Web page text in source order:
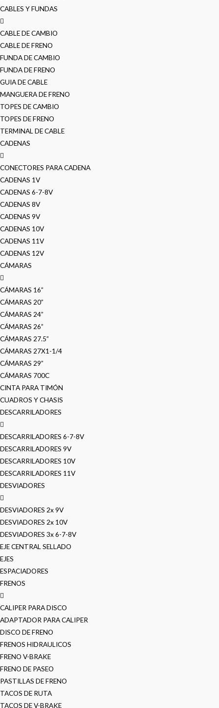
CABLES Y FUNDAS
CABLE DE CAMBIO
CABLE DE FRENO
FUNDA DE CAMBIO
FUNDA DE FRENO
GUIA DE CABLE
MANGUERA DE FRENO
TOPES DE CAMBIO
TOPES DE FRENO
TERMINAL DE CABLE
CADENAS
CONECTORES PARA CADENA
CADENAS 1V
CADENAS 6-7-8V
CADENAS 8V
CADENAS 9V
CADENAS 10V
CADENAS 11V
CADENAS 12V
CÁMARAS
CÁMARAS 16”
CÁMARAS 20”
CÁMARAS 24”
CÁMARAS 26”
CÁMARAS 27.5”
CÁMARAS 27X1-1/4
CÁMARAS 29”
CÁMARAS 700C
CINTA PARA TIMÓN
CUADROS Y CHASIS
DESCARRILADORES
DESCARRILADORES 6-7-8V
DESCARRILADORES 9V
DESCARRILADORES 10V
DESCARRILADORES 11V
DESVIADORES
DESVIADORES 2x 9V
DESVIADORES 2x 10V
DESVIADORES 3x 6-7-8V
EJE CENTRAL SELLADO
EJES
ESPACIADORES
FRENOS
CALIPER PARA DISCO
ADAPTADOR PARA CALIPER
DISCO DE FRENO
FRENOS HIDRAULICOS
FRENO V-BRAKE
FRENO DE PASEO
PASTILLAS DE FRENO
TACOS DE RUTA
TACOS DE V-BRAKE